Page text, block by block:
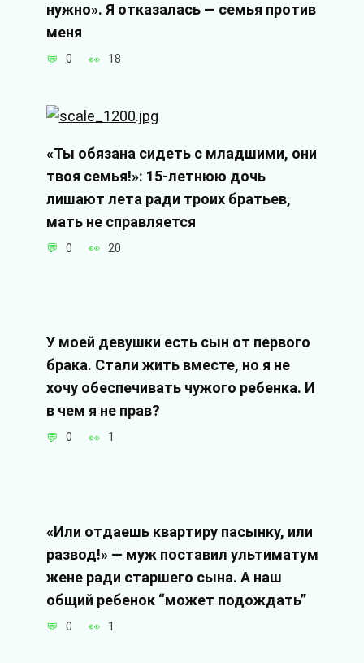
нужно». Я отказалась — семья против
меня
0 18
«Ты обязана сидеть с младшими, они
твоя семья!»: 15-летнюю дочь
лишают лета ради троих братьев,
мать не справляется
0 20
У моей девушки есть сын от первого
брака. Стали жить вместе, но я не
хочу обеспечивать чужого ребенка. И
в чем я не прав?
0 1
«Или отдаешь квартиру пасынку, или
развод!» — муж поставил ультиматум
жене ради старшего сына. А наш
общий ребенок “может подождать”
0 1